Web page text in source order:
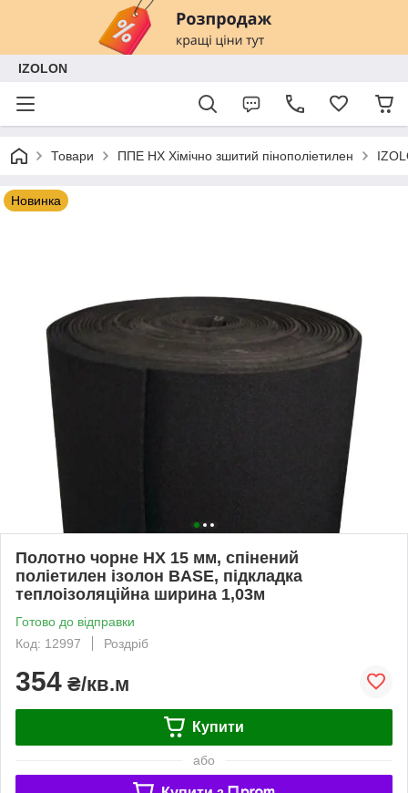
IZOLON
Товари ППЕ НХ Хімічно зшитий пінополіетилен
Новинка
Полотно чорне НХ 15 мм, спінений
поліетилен ізолон BASE, підкладка
теплоізоляційна ширина 1,03м
Готово до відправки
Код: 12997
Роздріб
354 ₴/кв.м
Купити
або